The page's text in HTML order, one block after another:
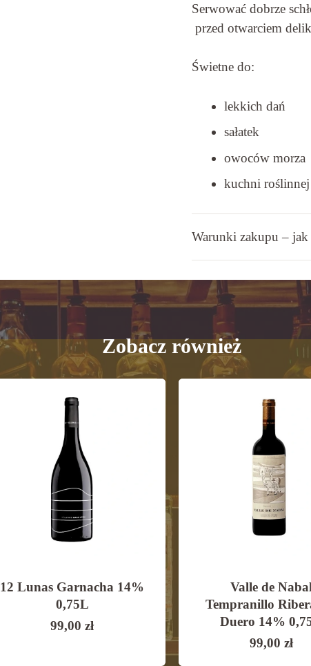
Serwować dobrze
przed otwarciem
Świetne do:
lekkich dań
sałatek
owoców morza
kuchni roślinnej
Warunki zakupu –
Zobacz również
12 Lunas Garnacha 14%
0,75L
99,00zł
Valle de Nabal
Tempranillo
Duero 14%
99,00 zł